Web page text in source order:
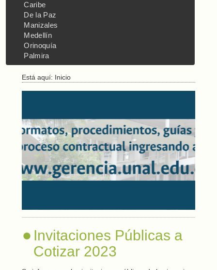
Caribe
De la Paz
Manizales
Medellín
Orinoquía
Palmira
Está aquí: Inicio
Invitaciones Públicas a
Cotizar 2023